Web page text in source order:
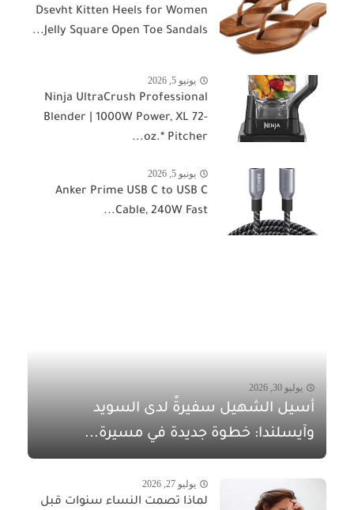
Dsevht Kitten Heels for Women
Jelly Square Open Toe Sandals...
يونيو 5, 2026
Ninja UltraCrush Professional
Blender | 1000W Power, XL 72-
oz.* Pitcher...
يونيو 5, 2026
Anker Prime USB C to USB C
Cable, 240W Fast...
يوليو 30, 2026
أسيل الشهيل سفيرةً لدى السويد
وآيسلندا: خطوة جديدة في مسيرة...
يوليو 27, 2026
لماذا تصمت النساء سنوات قبل